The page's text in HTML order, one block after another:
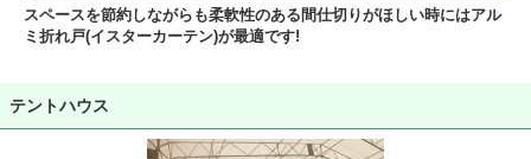
スペースを節約しながらも柔軟性のある間仕切りがほしい時にはアル
ミ折れ戸(イスターカーテン)が最適です!
テントハウス